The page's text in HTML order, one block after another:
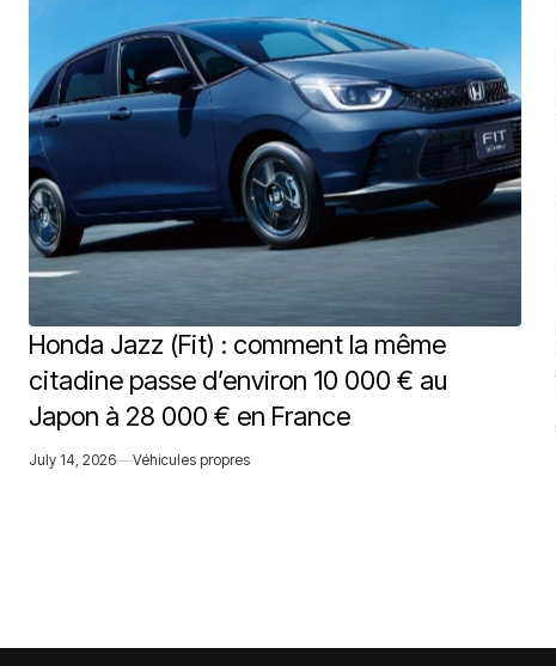
Honda Jazz (Fit) : comment la même
citadine passe d’environ 10 000 € au
Japon à 28 000 € en France
July 14, 2026 Véhicules propres